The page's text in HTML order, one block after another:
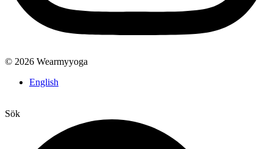
© 2026 Wearmyyoga
English
Sök